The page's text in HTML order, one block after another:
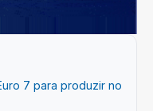
7 para produzir no